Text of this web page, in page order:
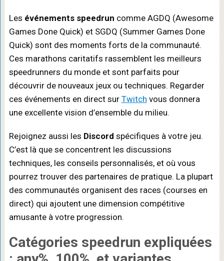
Les événements speedrun comme AGDQ (Awesome
Games Done Quick) et SGDQ (Summer Games Done
Quick) sont des moments forts de la communauté.
Ces marathons caritatifs rassemblent les meilleurs
speedrunners du monde et sont parfaits pour
découvrir de nouveaux jeux ou techniques. Regarder
ces événements en direct sur Twitch vous donnera
une excellente vision d’ensemble du milieu.
Rejoignez aussi les Discord spécifiques à votre jeu.
C’est là que se concentrent les discussions
techniques, les conseils personnalisés, et où vous
pourrez trouver des partenaires de pratique. La plupart
des communautés organisent des races (courses en
direct) qui ajoutent une dimension compétitive
amusante à votre progression.
Catégories speedrun expliquées